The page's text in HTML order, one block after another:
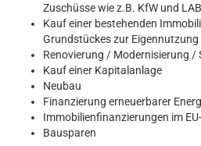
Zuschüsse wie z.B. KfW und
Kauf einer bestehenden
Grundstückes zur Eigennutzung
Renovierung / Modernisierung /
Kauf einer Kapitalanlage
Neubau
Finanzierung erneuerbarer
Immobilienfinanzierungen im
Bausparen